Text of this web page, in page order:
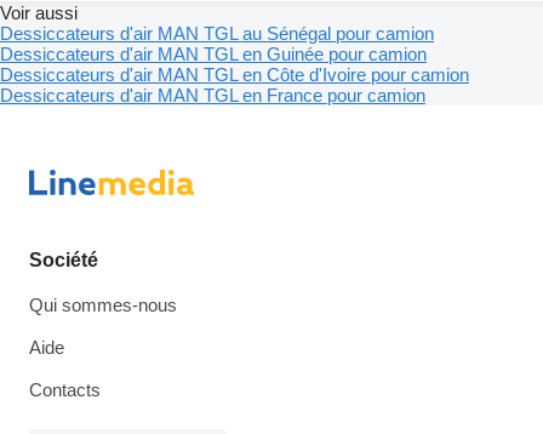
Voir aussi
Dessiccateurs d'air MAN TGL au Sénégal pour camion
Dessiccateurs d'air MAN TGL en Guinée pour camion
Dessiccateurs d'air MAN TGL en Côte d'Ivoire pour camion
Dessiccateurs d'air MAN TGL en France pour camion
Société
Qui sommes-nous
Aide
Contacts